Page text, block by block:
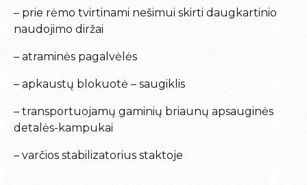
– prie rėmo tvirtinami nešimui skirti daugkartinio
naudojimo diržai
– atraminės pagalvėlės
– apkaustų blokuotė – saugiklis
– transportuojamų gaminių briaunų apsauginės
detalės-kampukai
– varčios stabilizatorius staktoje